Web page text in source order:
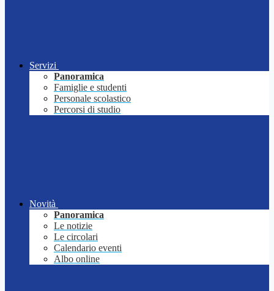
Servizi
Panoramica
Famiglie e studenti
Personale scolastico
Percorsi di studio
Novità
Panoramica
Le notizie
Le circolari
Calendario eventi
Albo online